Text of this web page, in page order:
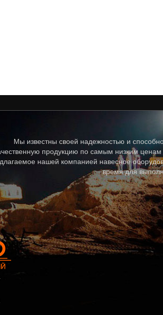
Мы известны своей надежностью и
продукцию по самым низким ценам
нашей компанией навесное
время для